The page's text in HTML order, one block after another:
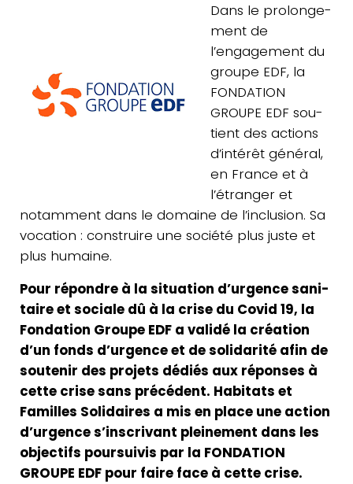
Dans le pro­lon­ge­
ment de
l’engagement du
groupe EDF, la
FONDATION
GROUPE EDF sou­
tient des actions
d’intérêt général,
en France et à
l’étranger et
notam­ment dans le domaine de l’inclusion. Sa
voca­tion : construire une société plus juste et
plus humaine.
Pour répondre à la situa­tion d’urgence sani­
taire et sociale dû à la crise du Covid 19, la
Fon­da­tion Groupe EDF a validé la créa­tion
d’un fonds d’urgence et de soli­da­ri­té afin de
sou­te­nir des projets dédiés aux réponses à
cette crise sans pré­cé­dent. Habi­tats et
Familles Soli­daires a mis en place une action
d’urgence s’inscrivant plei­ne­ment dans les
objec­tifs pour­sui­vis par la FONDATION
GROUPE EDF pour faire face à cette crise.